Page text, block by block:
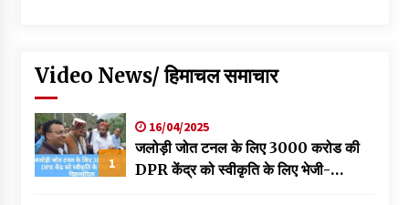
Video News/ हिमाचल समाचार
1
16/04/2025
जलोड़ी जोत टनल के लिए 3000 करोड की
DPR केंद्र को स्वीकृति के लिए भेजी-